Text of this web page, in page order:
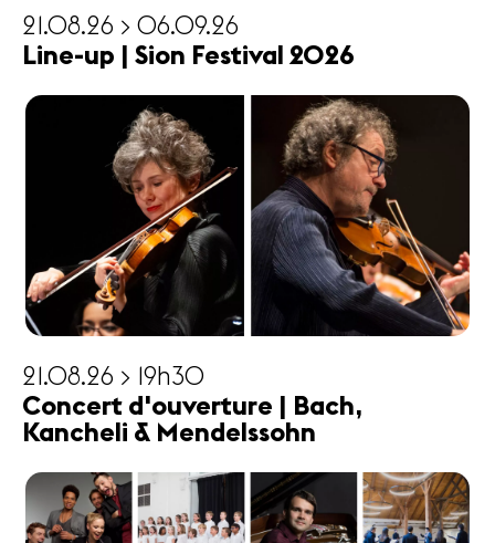
21.08.26 > 06.09.26
Line-up | Sion Festival 2026
21.08.26 > 19h30
Concert d'ouverture | Bach,
Kancheli & Mendelssohn